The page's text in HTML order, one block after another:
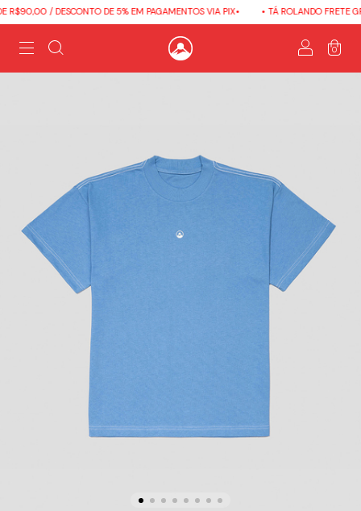
/ DESCONTO DE 5% EM PAGAMENTOS VIA PIX• • TÁ ROLANDO FRETE
0